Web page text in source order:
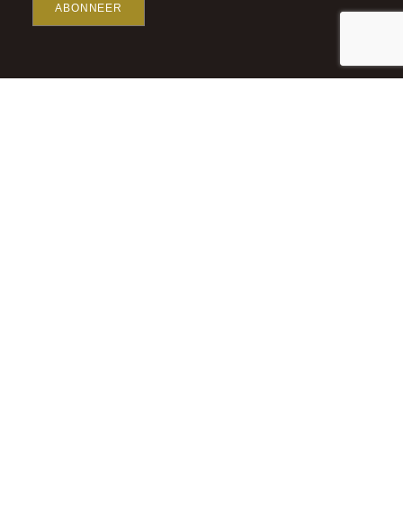
ABONNEER